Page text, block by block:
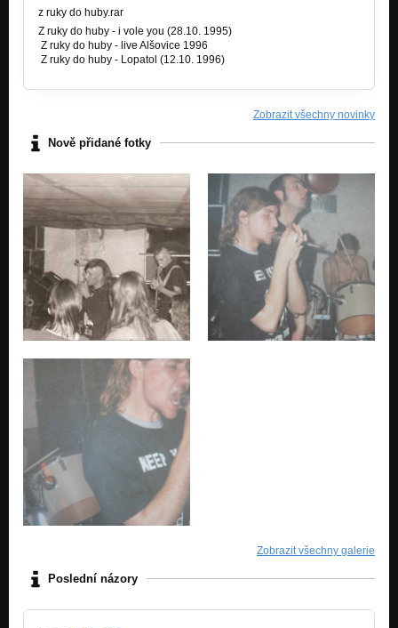
i vole you !
zrukydohuby-med
i vole you !
zrukydohuby-lidi
z ruky do huby.rar
Z ruky do huby - i vole you (28.10. 1995)
Z ruky do huby - live Alšovice 1996
Z ruky do huby - Lopatol (12.10. 1996)
Zobrazit všechny novinky
Nově přidané fotky
Zobrazit všechny galerie
Poslední názory